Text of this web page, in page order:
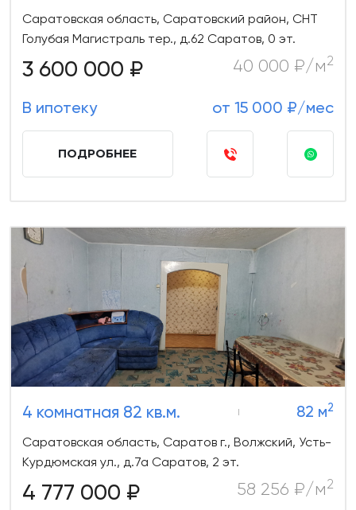
Саратовская область, Саратовский район, СНТ
Голубая Магистраль тер., д.62 Саратов, 0 эт.
3 600 000 ₽ 40 000 ₽/м2
В ипотеку от 15 000 ₽/мес
ПОДРОБНЕЕ
4 комнатная 82 кв.м. 82 м2
Саратовская область, Саратов г., Волжский, Усть-
Курдюмская ул., д.7а Саратов, 2 эт.
4 777 000 ₽ 58 256 ₽/м2